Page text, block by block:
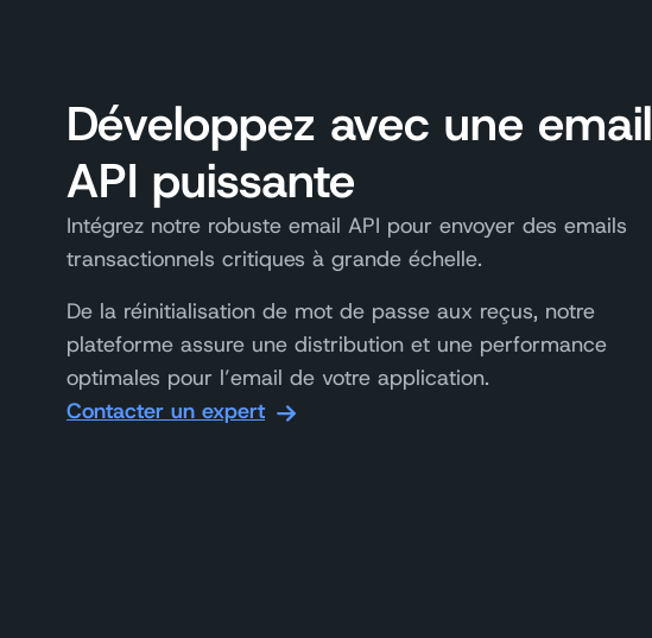
Développez avec une email
API puissante
Intégrez notre robuste email API pour envoyer des emails
transactionnels critiques à grande échelle.
De la réinitialisation de mot de passe aux reçus, notre
plateforme assure une distribution et une performance
optimales pour l’email de votre application.
Contacter un expert